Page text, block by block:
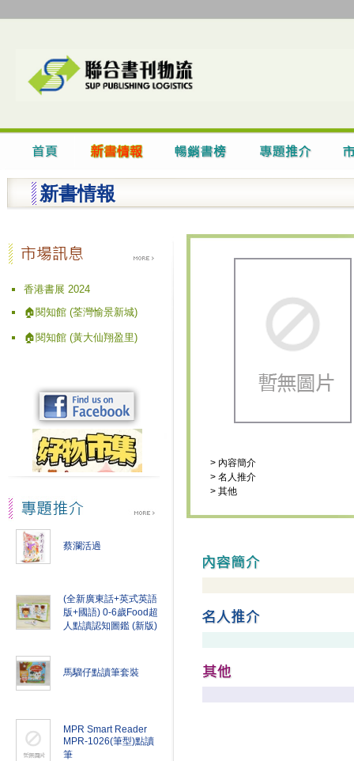
新書情報
香港書展 2024
🏠閱知館 (荃灣愉景新城)
🏠閱知館 (黃大仙翔盈里)
蔡瀾活過
(全新廣東話+英式英語
版+國語) 0-6歲Food超
人點讀認知圖鑑 (新版)
馬騮仔點讀筆套裝
MPR Smart Reader
MPR-1026(筆型)點讀
筆
> 內容簡介
> 名人推介
> 其他